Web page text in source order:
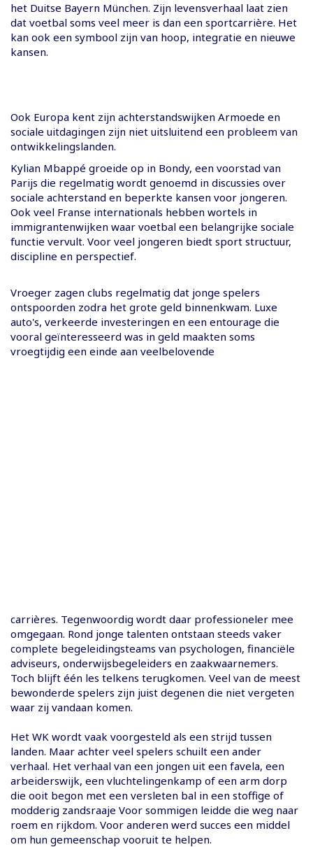
het Duitse Bayern München. Zijn levensverhaal laat zien
dat voetbal soms veel meer is dan een sportcarrière. Het
kan ook een symbool zijn van hoop, integratie en nieuwe
kansen.
Ook Europa kent zijn achterstandswijken Armoede en
sociale uitdagingen zijn niet uitsluitend een probleem van
ontwikkelingslanden.
Kylian Mbappé groeide op in Bondy, een voorstad van
Parijs die regelmatig wordt genoemd in discussies over
sociale achterstand en beperkte kansen voor jongeren.
Ook veel Franse internationals hebben wortels in
immigrantenwijken waar voetbal een belangrijke sociale
functie vervult. Voor veel jongeren biedt sport structuur,
discipline en perspectief.
Vroeger zagen clubs regelmatig dat jonge spelers
ontspoorden zodra het grote geld binnenkwam. Luxe
auto's, verkeerde investeringen en een entourage die
vooral geïnteresseerd was in geld maakten soms
vroegtijdig een einde aan veelbelovende
carrières. Tegenwoordig wordt daar professioneler mee
omgegaan. Rond jonge talenten ontstaan steeds vaker
complete begeleidingsteams van psychologen, financiële
adviseurs, onderwijsbegeleiders en zaakwaarnemers.
Toch blijft één les telkens terugkomen. Veel van de meest
bewonderde spelers zijn juist degenen die niet vergeten
waar zij vandaan komen.
Het WK wordt vaak voorgesteld als een strijd tussen
landen. Maar achter veel spelers schuilt een ander
verhaal. Het verhaal van een jongen uit een favela, een
arbeiderswijk, een vluchtelingenkamp of een arm dorp
die ooit begon met een versleten bal in een stoffige of
modderig zandsraaje Voor sommigen leidde die weg naar
roem en rijkdom. Voor anderen werd succes een middel
om hun gemeenschap vooruit te helpen.